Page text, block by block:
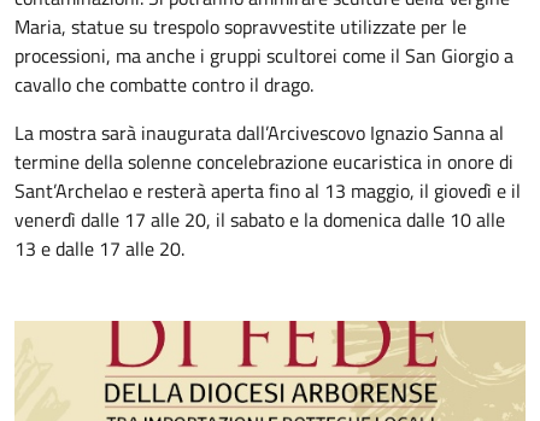
Maria, statue su trespolo sopravvestite utilizzate per le
processioni, ma anche i gruppi scultorei come il San Giorgio a
cavallo che combatte contro il drago.
La mostra sarà inaugurata dall’Arcivescovo Ignazio Sanna al
termine della solenne concelebrazione eucaristica in onore di
Sant’Archelao e resterà aperta fino al 13 maggio, il giovedì e il
venerdì dalle 17 alle 20, il sabato e la domenica dalle 10 alle
13 e dalle 17 alle 20.